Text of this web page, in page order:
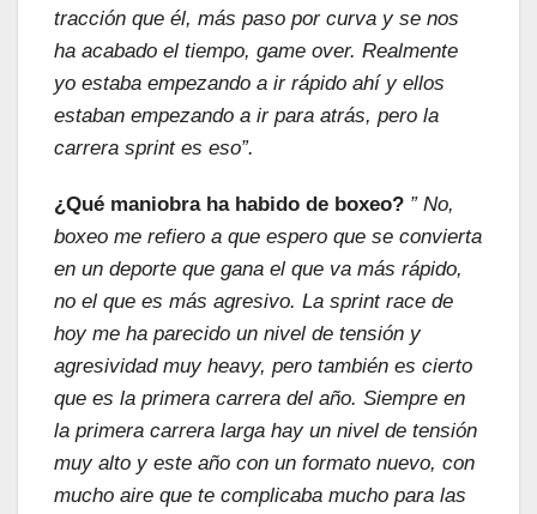
tracción que él, más paso por curva y se nos
ha acabado el tiempo, game over. Realmente
yo estaba empezando a ir rápido ahí y ellos
estaban empezando a ir para atrás, pero la
carrera sprint es eso”.
¿Qué maniobra ha habido de boxeo? ” No,
boxeo me refiero a que espero que se convierta
en un deporte que gana el que va más rápido,
no el que es más agresivo. La sprint race de
hoy me ha parecido un nivel de tensión y
agresividad muy heavy, pero también es cierto
que es la primera carrera del año. Siempre en
la primera carrera larga hay un nivel de tensión
muy alto y este año con un formato nuevo, con
mucho aire que te complicaba mucho para las